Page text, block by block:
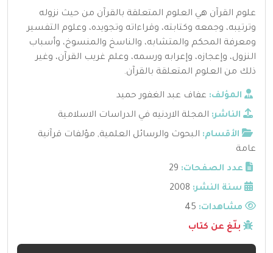
علوم القرآن هي العلوم المتعلقة بالقرآن من حيث نزوله
وترتيبه، وجمعه وكتابته، وقراءاته وتجويده، وعلوم التفسير
ومعرفة المحكم والمتشابه، والناسخ والمنسوخ، وأسباب
النزول، وإعجازه، وإعرابه ورسمه، وعلم غريب القرآن، وغير
ذلك من العلوم المتعلقة بالقرآن.
المؤلف: عفاف عبد الغفور حميد
الناشر: المجلة الاردنيه في الدراسات الاسلامية
الأقسام: البحوث والرسائل العلمية, مؤلفات قرآنية
عامة
عدد الصفحات: 29
سنة النشر: 2008
مشاهدات:
بلّغ عن كتاب